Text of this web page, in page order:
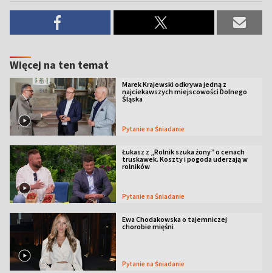
Więcej na ten temat
Marek Krajewski odkrywa jedną z
najciekawszych miejscowości Dolnego
Śląska
Pytanie na Śniadanie
Łukasz z „Rolnik szuka żony” o cenach
truskawek. Koszty i pogoda uderzają w
rolników
Pytanie na Śniadanie
Ewa Chodakowska o tajemniczej
chorobie mięśni
Pytanie na Śniadanie